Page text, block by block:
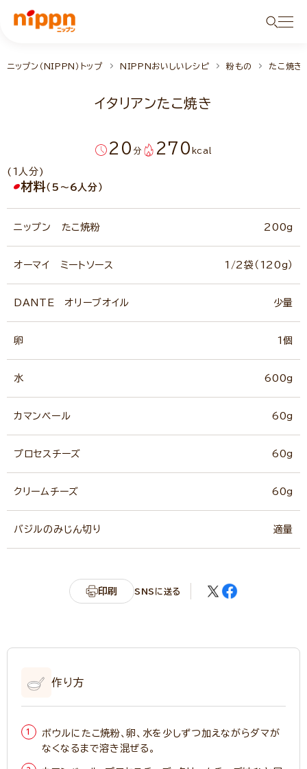
ニップン（NIPPN）トップ NIPPNおいしいレシピ 粉もの たこ焼き
イタリアンたこ焼き
20 分 270 kcal
(1人分)
材料（5～6人分）
ニップン たこ焼粉 200g
オーマイ ミートソース 1/2袋（120g）
DANTE オリーブオイル 少量
卵 1個
水 600g
カマンベール 60g
プロセスチーズ 60g
クリームチーズ 60g
バジルのみじん切り 適量
印刷 SNSに送る
作り方
ボウルにたこ焼粉、卵、水を少しずつ加えながらダマが
なくなるまで溶き混ぜる。